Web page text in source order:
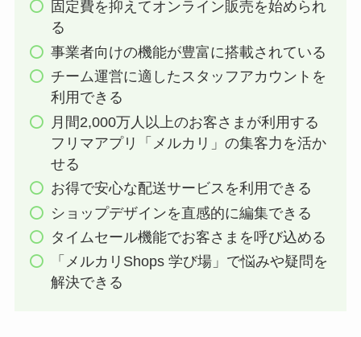
固定費を抑えてオンライン販売を始められ
る
事業者向けの機能が豊富に搭載されている
チーム運営に適したスタッフアカウントを
利用できる
月間2,000万人以上のお客さまが利用する
フリマアプリ「メルカリ」の集客力を活か
せる
お得で安心な配送サービスを利用できる
ショップデザインを直感的に編集できる
タイムセール機能でお客さまを呼び込める
「メルカリShops 学び場」で悩みや疑問を
解決できる